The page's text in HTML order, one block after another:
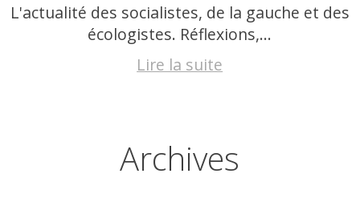
L'actualité des socialistes, de la gauche et des
écologistes. Réflexions,...
Lire la suite
Archives